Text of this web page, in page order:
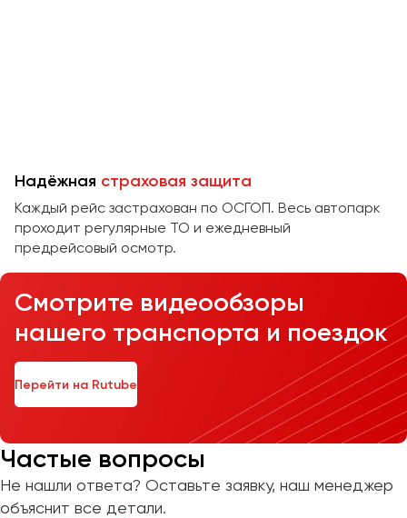
Надёжная страховая защита
Каждый рейс застрахован по ОСГОП. Весь автопарк
проходит регулярные ТО и ежедневный
предрейсовый осмотр.
Смотрите видеообзоры
нашего транспорта и поездок
Перейти на Rutube
Частые вопросы
Не нашли ответа? Оставьте заявку, наш менеджер
объяснит все детали.